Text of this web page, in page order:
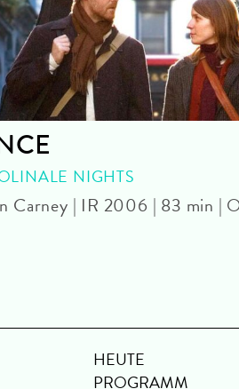
NIGHTS
Carney | IR 2006 | 83 min |
HEUTE
PROGRAMM